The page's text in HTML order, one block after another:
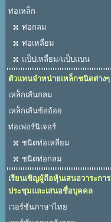
ท่อเหล็ก
ท่อกลม
ท่อเหลี่ยม
แป็ปเหลี่ยม/แป็บแบน
ตัวแทนจำหน่ายเหล็กชนิดต่างๆ
เหล็กเส้นกลม
เหล็กเส้นข้ออ้อย
ท่อเฟอร์นิเจอร์
ชนิดท่อเหลี่ยม
ชนิดท่อกลม
เรียนเชิญผู้ถือหุ้นเสนอวาระการ
ประชุมและเสนอชื่อบุคคล
เวอร์ชั่นภาษาไทย